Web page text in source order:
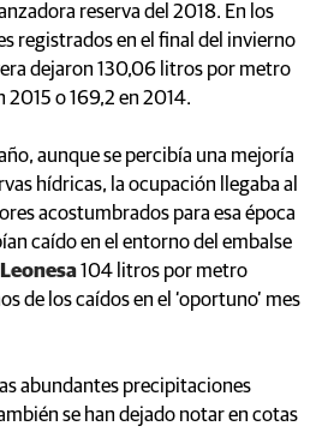
reserva del 2018. En los
registrados en el final del invierno
dejaron 130,06 litros por metro
2015 o 169,2 en 2014.
aunque se percibía una mejoría
hídricas, la ocupación llegaba al
acostumbrados para esa época
caído en el entorno del embalse
104 litros por metro
de los caídos en el ‘oportuno’ mes
abundantes precipitaciones
se han dejado notar en cotas